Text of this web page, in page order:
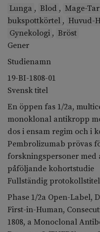
Lunga , Blod , Mage-
bukspottkörtel , Huvud-
Gynekologi , Bröst
Gener
Studienamn
19-BI-1808-01
Svensk titel
En öppen fas 1/2a,
monoklonal antikropp
dos i ensam regim och i
Pembrolizumab prövas
forskningspersoner med
påföljande kohortstudie
Fullständig protokollstitel
Phase 1/2a Open-Label,
First-in-Human,
1808, a Monoclonal